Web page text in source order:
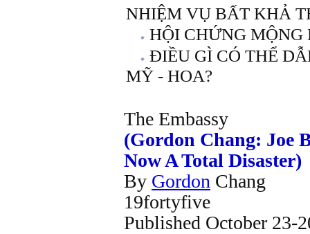
NHIỆM VỤ BẤT KHẢ
HỘI CHỨNG MỘNG
ĐIỀU GÌ CÓ THỂ
MỸ - HOA?
The Embassy
(Gordon Chang: Joe
Now A Total Disaster)
By Gordon Chang
19fortyfive
Published October 23-